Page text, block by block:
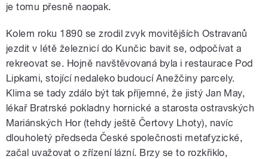
je tomu přesně naopak.
Kolem roku 1890 se zrodil zvyk movitějších Ostravanů
jezdit v létě železnicí do Kunčic bavit se, odpočívat a
rekreovat se. Hojně navštěvovaná byla i restaurace Pod
Lipkami, stojící nedaleko budoucí Anežčiny parcely.
Klima se tady zdálo být tak příjemné, že jistý Jan May,
lékař Bratrské pokladny hornické a starosta ostravských
Mariánských Hor (tehdy ještě Čertovy Lhoty), navíc
dlouholetý předseda České společnosti metafyzické,
začal uvažovat o zřízení lázní. Brzy se to rozkřiklo,